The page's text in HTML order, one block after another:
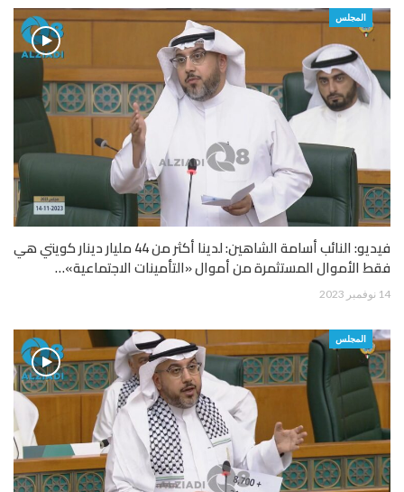
المجلس
فيديو: النائب أسامة الشاهين: لدينا أكثر من 44 مليار دينار كويتي هي
فقط الأموال المستثمرة من أموال «التأمينات الاجتماعية»…
14 نوفمبر 2023
المجلس